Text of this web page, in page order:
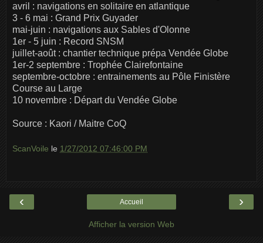
avril : navigations en solitaire en atlantique
3 - 6 mai : Grand Prix Guyader
mai-juin : navigations aux Sables d'Olonne
1er - 5 juin : Record SNSM
juillet-août : chantier technique prépa Vendée Globe
1er-2 septembre : Trophée Clairefontaine
septembre-octobre : entrainements au Pôle Finistère
Course au Large
10 novembre : Départ du Vendée Globe
Source : Kaori / Maitre CoQ
ScanVoile le 1/27/2012 07:46:00 PM
‹ ›
Accueil
Afficher la version Web